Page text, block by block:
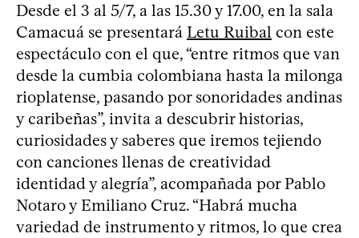
Desde el 3 al 5/7, a las 15.30 y 17.00, en la sala
Camacuá se presentará Letu Ruibal con este
espectáculo con el que, “entre ritmos que van
desde la cumbia colombiana hasta la milonga
rioplatense, pasando por sonoridades andinas
y caribeñas”, invita a descubrir historias,
curiosidades y saberes que iremos tejiendo
con canciones llenas de creatividad
identidad y alegría”, acompañada por Pablo
Notaro y Emiliano Cruz. “Habrá mucha
variedad de instrumento y ritmos, lo que crea